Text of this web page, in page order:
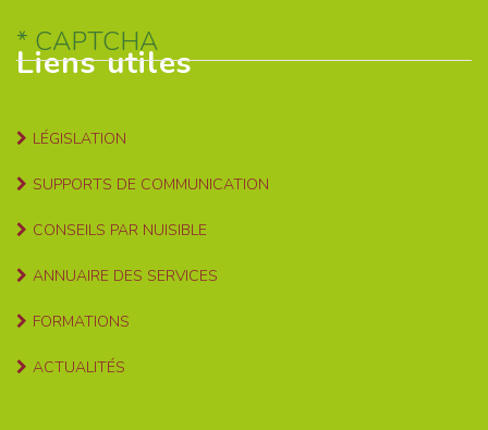
Liens utiles
LÉGISLATION
SUPPORTS DE COMMUNICATION
CONSEILS PAR NUISIBLE
ANNUAIRE DES SERVICES
FORMATIONS
ACTUALITÉS
CAPTCHA